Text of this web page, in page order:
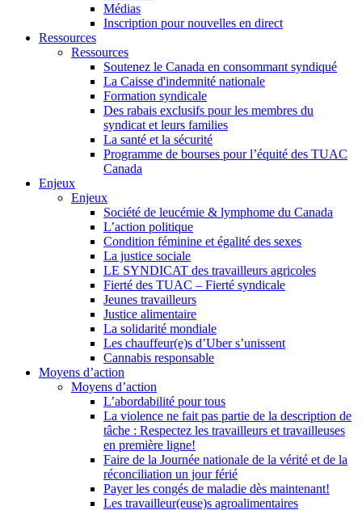
Médias
Inscription pour nouvelles en direct
Ressources
Ressources
Soutenez le Canada en consommant syndiqué
La Caisse d'indemnité nationale
Formation syndicale
Des rabais exclusifs pour les membres du
syndicat et leurs families
La santé et la sécurité
Programme de bourses pour l’équité des TUAC
Canada
Enjeux
Enjeux
Société de leucémie & lymphome du Canada
L’action politique
Condition féminine et égalité des sexes
La justice sociale
LE SYNDICAT des travailleurs agricoles
Fierté des TUAC – Fierté syndicale
Jeunes travailleurs
Justice alimentaire
La solidarité mondiale
Les chauffeur(e)s d’Uber s’unissent
Cannabis responsable
Moyens d’action
Moyens d’action
L’abordabilité pour tous
La violence ne fait pas partie de la description de
tâche : Respectez les travailleurs et travailleuses
en première ligne!
Faire de la Journée nationale de la vérité et de la
réconciliation un jour férié
Payer les congés de maladie dès maintenant!
Les travailleur(euse)s agroalimentaires